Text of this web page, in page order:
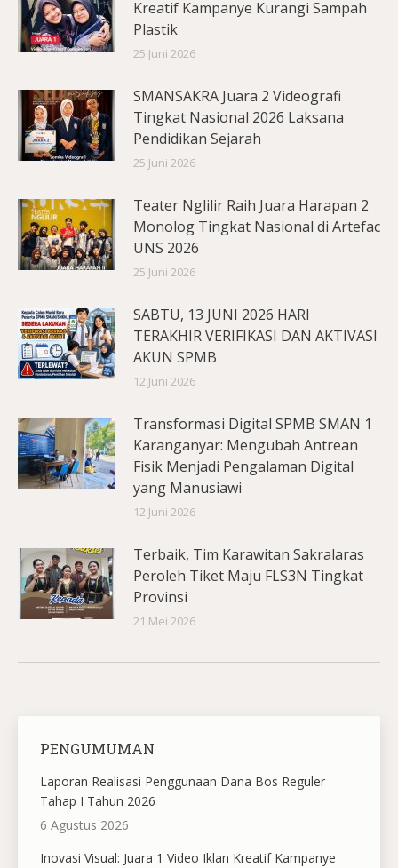
Kreatif Kampanye Kurangi Sampah
Plastik
25 Juni 2026
SMANSAKRA Juara 2 Videografi
Tingkat Nasional 2026 Laksana
Pendidikan Sejarah
25 Juni 2026
Teater Nglilir Raih Juara Harapan 2
Monolog Tingkat Nasional di Artefac
UNS 2026
25 Juni 2026
SABTU, 13 JUNI 2026 HARI
TERAKHIR VERIFIKASI DAN AKTIVASI
AKUN SPMB
12 Juni 2026
Transformasi Digital SPMB SMAN 1
Karanganyar: Mengubah Antrean
Fisik Menjadi Pengalaman Digital
yang Manusiawi
12 Juni 2026
Terbaik, Tim Karawitan Sakralaras
Peroleh Tiket Maju FLS3N Tingkat
Provinsi
21 Mei 2026
PENGUMUMAN
Laporan Realisasi Penggunaan Dana Bos Reguler
Tahap I Tahun 2026
6 Agustus 2026
Inovasi Visual: Juara 1 Video Iklan Kreatif Kampanye